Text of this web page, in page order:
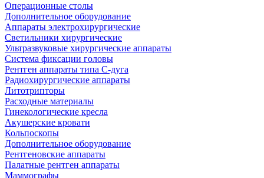
Операционные столы
Дополнительное оборудование
Аппараты электрохирургические
Светильники хирургические
Ультразвуковые хирургические аппараты
Система фиксации головы
Рентген аппараты типа С-дуга
Радиохирургические аппараты
Литотрипторы
Расходные материалы
Гинекологические кресла
Акушерские кровати
Кольпоскопы
Дополнительное оборудование
Рентгеновские аппараты
Палатные рентген аппараты
Маммографы